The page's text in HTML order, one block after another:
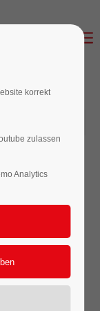
korrekt
zulassen
Analytics